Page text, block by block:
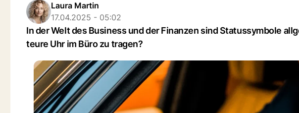
Laura Martin
17.04.2025 - 05:02
In der Welt des Business und der Finanzen sind Statussymbole
teure Uhr im Büro zu tragen?